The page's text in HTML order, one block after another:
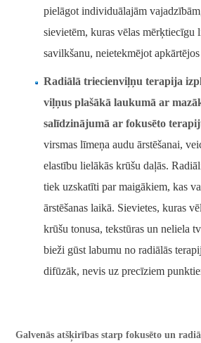
pielāgot individuālajām
sievietēm, kuras vēlas mērķtiecīgu
savilkšanu, neietekmējot apkārtējos
Radiālā triecienviļņu terapija
viļņus plašākā laukumā ar
salīdzinājumā ar fokusēto
virsmas līmeņa audu ārstēšanai,
elastību lielākās krūšu daļās.
tiek uzskatīti par maigākiem, kas
ārstēšanas laikā. Sievietes, kuras
krūšu tonusa, tekstūras un neliela
bieži gūst labumu no radiālās
difūzāk, nevis uz precīziem
Galvenās atšķirības starp fokusēto un